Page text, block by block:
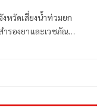
หวัดเสี่ยงน้ำท่วมยก
ำรองยาและเวชภัณฑ์